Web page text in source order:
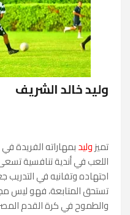
وليد خالد الشريف
تميزوليدبمهاراته الفريدة
اللعب في أندية تنافسية
اجتهاده وتفانيه في التدريب
تستحق المتابعة، فهو ليس
والطموح في كرة القدم